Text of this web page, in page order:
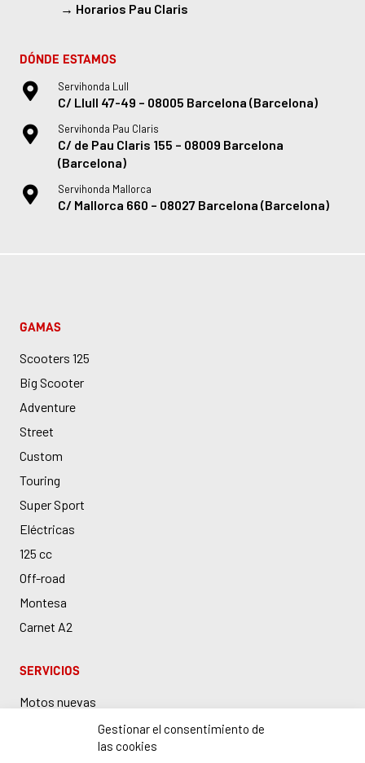
Gestionar el consentimiento de
las cookies
→ Horarios Pau Claris
DÓNDE ESTAMOS
Servihonda Lull
C/ Llull 47-49 – 08005 Barcelona (Barcelona)
Servihonda Pau Claris
C/ de Pau Claris 155 – 08009 Barcelona
(Barcelona)
Servihonda Mallorca
C/ Mallorca 660 – 08027 Barcelona (Barcelona)
GAMAS
Scooters 125
Big Scooter
Adventure
Street
Custom
Touring
Super Sport
Eléctricas
125 cc
Off-road
Montesa
Carnet A2
SERVICIOS
Motos nuevas
Motos de ocasión
Taller Honda en Barcelona